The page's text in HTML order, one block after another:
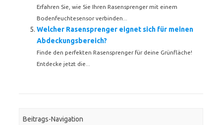
Erfahren Sie, wie Sie Ihren Rasensprenger mit einem
Bodenfeuchtesensor verbinden...
Welcher Rasensprenger eignet sich für meinen
Abdeckungsbereich?
Finde den perfekten Rasensprenger für deine Grünfläche!
Entdecke jetzt die...
Beitrags-Navigation